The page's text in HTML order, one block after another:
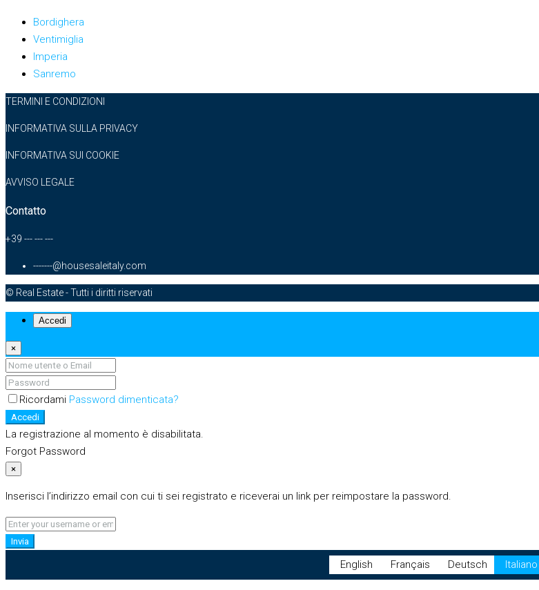
Bordighera
Ventimiglia
Imperia
Sanremo
TERMINI E CONDIZIONI
INFORMATIVA SULLA PRIVACY
INFORMATIVA SUI COOKIE
AVVISO LEGALE
Contatto
+39 --- --- ---
-------@housesaleitaly.com
© Real Estate - Tutti i diritti riservati
Accedi
×
Ricordami Password dimenticata?
Accedi
La registrazione al momento è disabilitata.
Forgot Password
×
Inserisci l’indirizzo email con cui ti sei registrato e riceverai un link per reimpostare la password.
Invia
English Français Deutsch Italiano